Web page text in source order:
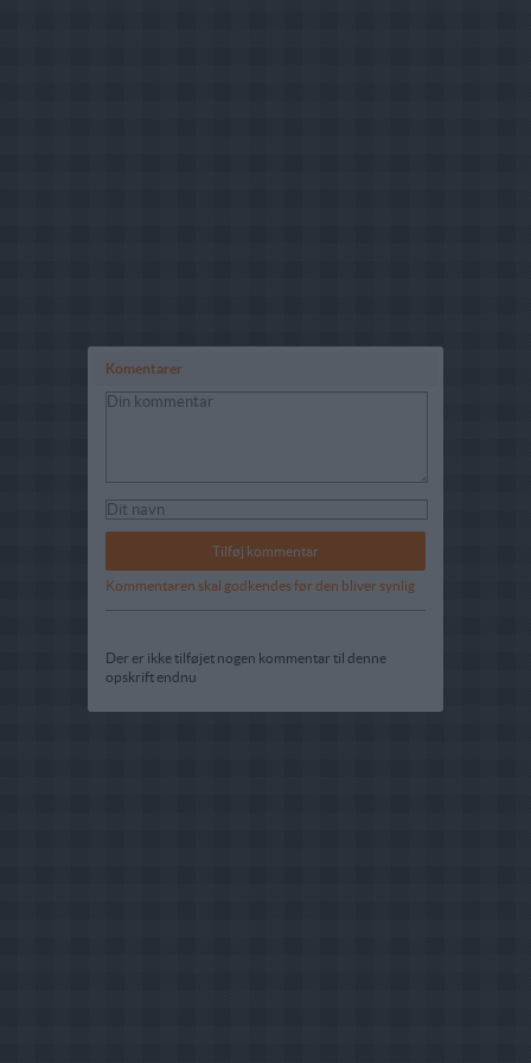
Komentarer
Kommentaren skal godkendes før den bliver synlig
Der er ikke tilføjet nogen kommentar til denne
opskrift endnu